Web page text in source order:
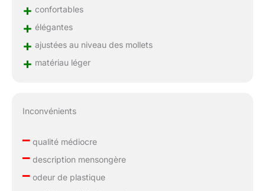
+ confortables
+ élégantes
+ ajustées au niveau des mollets
+ matériau léger
Inconvénients
–qualité médiocre
–description mensongère
–odeur de plastique